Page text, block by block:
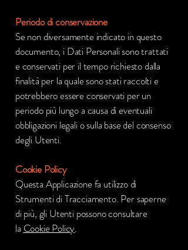
Periodo di conservazione
Se non diversamente indicato in questo
documento, i Dati Personali sono trattati
e conservati per il tempo richiesto dalla
finalità per la quale sono stati raccolti e
potrebbero essere conservati per un
periodo più lungo a causa di eventuali
obbligazioni legali o sulla base del consenso
degli Utenti.
Cookie Policy
Questa Applicazione fa utilizzo di
Strumenti di Tracciamento. Per saperne
di più, gli Utenti possono consultare
la Cookie Policy.